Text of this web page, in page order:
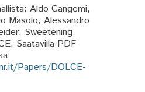
Aldo Gangemi,
Masolo, Alessandro
Sweetening
Saatavilla PDF-
Papers/DOLCE-